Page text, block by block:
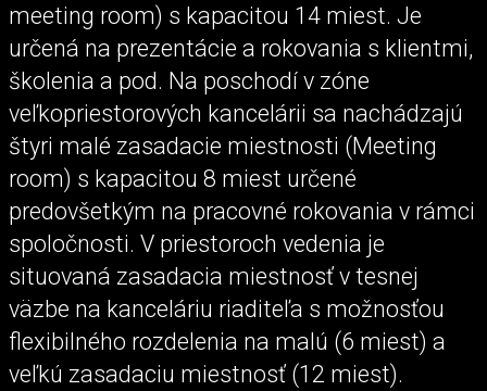
meeting room) s kapacitou 14 miest. Je
určená na prezentácie a rokovania s klientmi,
školenia a pod. Na poschodí v zóne
veľkopriestorových kancelárii sa nachádzajú
štyri malé zasadacie miestnosti (Meeting
room) s kapacitou 8 miest určené
predovšetkým na pracovné rokovania v rámci
spoločnosti. V priestoroch vedenia je
situovaná zasadacia miestnosť v tesnej
väzbe na kanceláriu riaditeľa s možnosťou
flexibilného rozdelenia na malú (6 miest) a
veľkú zasadaciu miestnosť (12 miest).